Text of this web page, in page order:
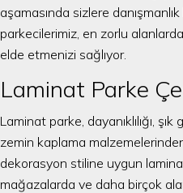
aşamasında sizlere
parkecilerimiz, en zorlu
elde etmenizi sağlıyor.
Laminat Parke
Laminat parke, dayanıklılığı,
zemin kaplama
dekorasyon stiline uygun
mağazalarda ve daha birçok